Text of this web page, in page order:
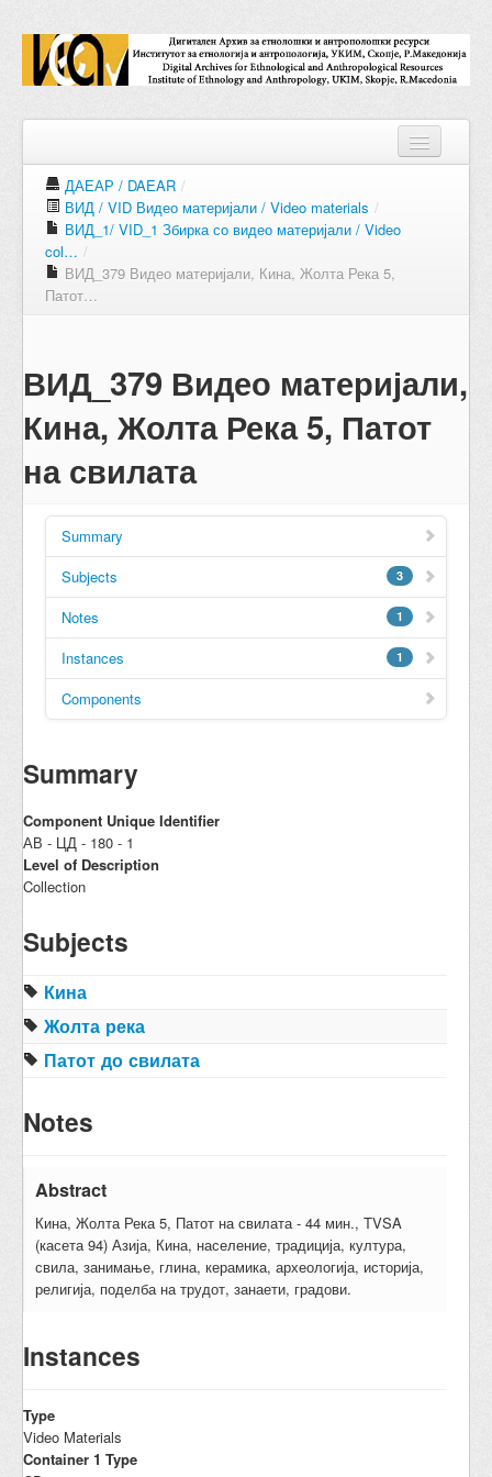
Repositories
Collections
Subjects
Names
Classifications
ДАЕАР / DAEAR /
ВИД / VID Видео материјали / Video materials /
ВИД_1/ VID_1 Збирка со видео материјали / Video
col… /
ВИД_379 Видео материјали, Кина, Жолта Река 5,
Патот…
ВИД_379 Видео материјали,
Кина, Жолта Река 5, Патот
на свилата
Summary
Subjects
3
Notes 1
Instances 1
Components
Summary
Component Unique Identifier
АВ - ЦД - 180 - 1
Level of Description
Collection
Subjects
Кина
Жолта река
Патот до свилата
Notes
Abstract
Кина, Жолта Река 5, Патот на свилата - 44 мин., TVSA
(касета 94) Азија, Кина, население, традиција, култура,
свила, занимање, глина, керамика, археологија, историја,
религија, поделба на трудот, занаети, градови.
Instances
Type
Video Materials
Container 1 Type